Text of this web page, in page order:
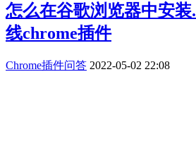
怎么在谷歌浏览器中安
线chrome插件
Chrome插件问答 2022-05-02 22:08